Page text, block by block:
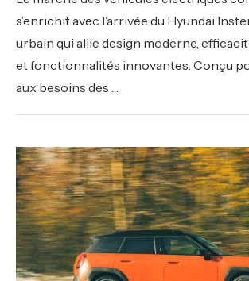
s’enrichit avec l’arrivée du Hyundai
urbain qui allie design moderne,
et fonctionnalités innovantes. Conçu
aux besoins des …